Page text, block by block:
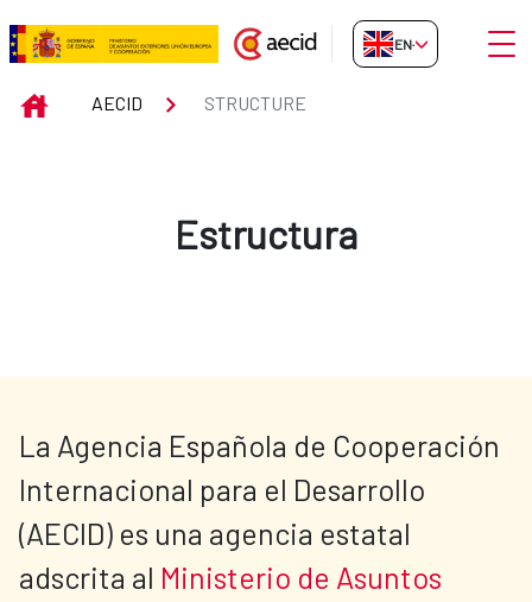
Skip to Main Content
Structure
EN-GB
INICIOAECID STRUCTURE
Estructura
La Agencia Española de Cooperación
Internacional para el Desarrollo
(AECID) es una agencia estatal
adscrita al Ministerio de Asuntos